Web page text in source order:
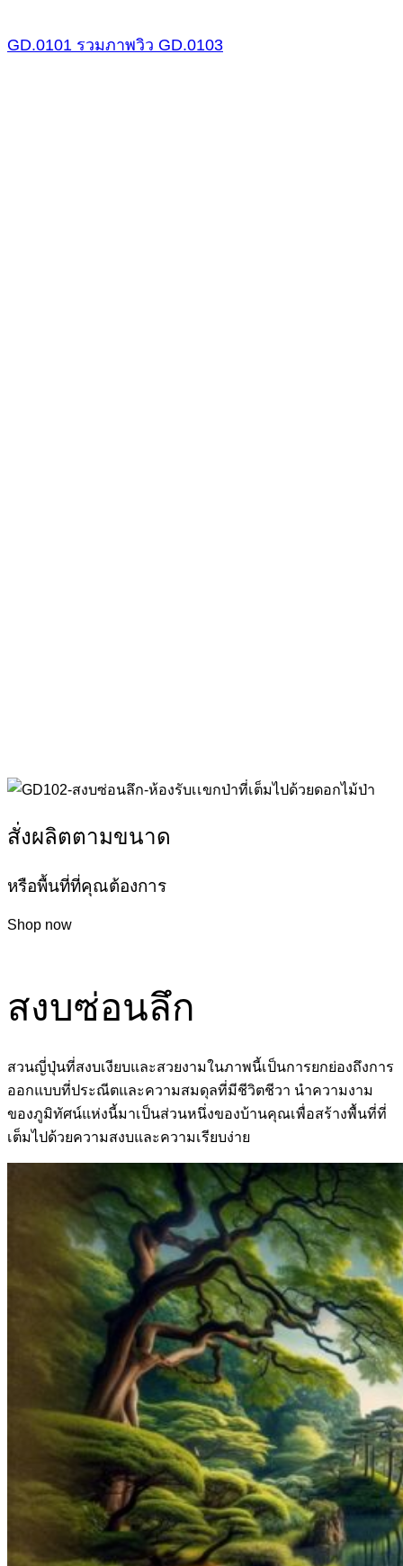
GD.0101 รวมภาพวิว GD.0103
สั่งผลิตตามขนาด
หรือพื้นที่ที่คุณต้องการ
Shop now
สงบซ่อนลึก
สวนญี่ปุ่นที่สงบเงียบและสวยงามในภาพนี้เป็นการยกย่องถึงการ
ออกแบบที่ประณีตและความสมดุลที่มีชีวิตชีวา นำความงาม
ของภูมิทัศน์แห่งนี้มาเป็นส่วนหนึ่งของบ้านคุณเพื่อสร้างพื้นที่ที่
เต็มไปด้วยความสงบและความเรียบง่าย